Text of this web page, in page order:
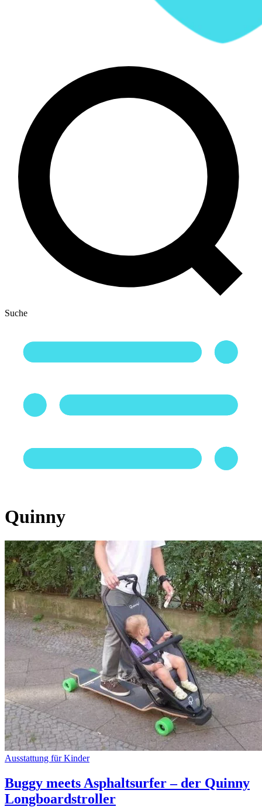
Suche
Quinny
Ausstattung für Kinder
Buggy meets Asphaltsurfer – der Quinny
Longboardstroller